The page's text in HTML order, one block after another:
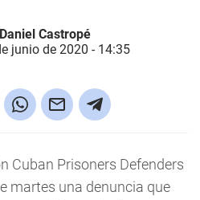
Daniel Castropé
junio de 2020 - 14:35
Cuban Prisoners Defenders
martes una denuncia que